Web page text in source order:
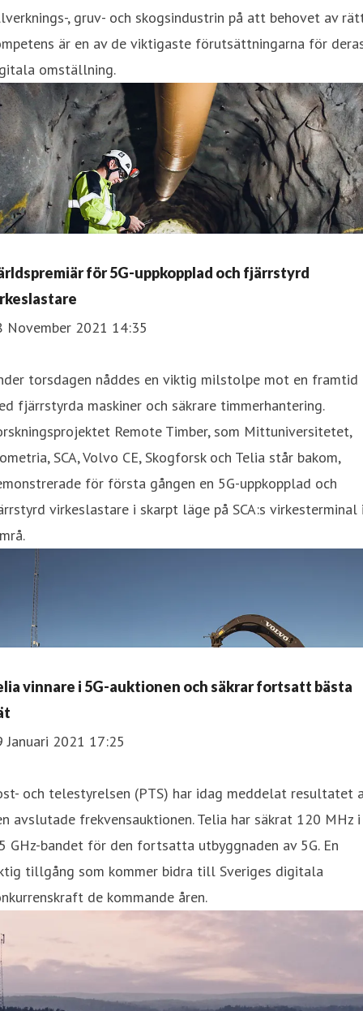
, gruv- och skogsindustrin på att behovet av
är en av de viktigaste förutsättningarna för
omställning.
för 5G-uppkopplad och fjärrstyrd
November 2021 14:35
torsdagen nåddes en viktig milstolpe mot en framtid
fjärrstyrda maskiner och säkrare timmerhantering.
Remote Timber, som Mittuniversitetet,
SCA, Volvo CE, Skogforsk och Telia står bakom,
för första gången en 5G-uppkopplad och
virkeslastare i skarpt läge på SCA:s virkesterminal
vinnare i 5G-auktionen och säkrar fortsatt bästa
Januari 2021 17:25
och telestyrelsen (PTS) har idag meddelat resultatet
avslutade frekvensauktionen. Telia har säkrat 120 MHz i
GHz-bandet för den fortsatta utbyggnaden av 5G. En
tillgång som kommer bidra till Sveriges digitala
de kommande åren.